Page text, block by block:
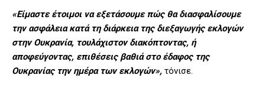
«Είμαστε έτοιμοι να εξετάσουμε πώς θα διασφαλίσουμε
την ασφάλεια κατά τη διάρκεια της διεξαγωγής εκλογών
στην Ουκρανία, τουλάχιστον διακόπτοντας, ή
αποφεύγοντας, επιθέσεις βαθιά στο έδαφος της
Ουκρανίας την ημέρα των εκλογών», τόνισε.